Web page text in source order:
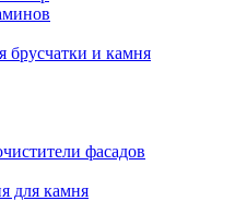
брусчатки и камня
фасадов
для камня